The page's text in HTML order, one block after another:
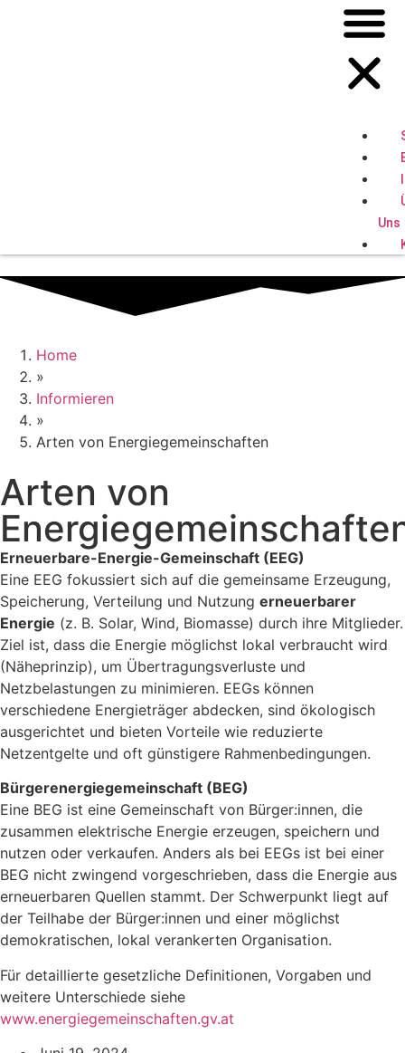
Uns
Home
»
Informieren
»
Arten von Energiegemeinschaften
Arten von
Erneuerbare-Energie-Gemeinschaft (EEG)
Eine EEG fokussiert sich auf die gemeinsame Erzeugung,
Speicherung, Verteilung und Nutzung erneuerbarer
Energie (z. B. Solar, Wind, Biomasse) durch ihre Mitglieder.
Ziel ist, dass die Energie möglichst lokal verbraucht wird
(Näheprinzip), um Übertragungsverluste und
Netzbelastungen zu minimieren. EEGs können
verschiedene Energieträger abdecken, sind ökologisch
ausgerichtet und bieten Vorteile wie reduzierte
Netzentgelte und oft günstigere Rahmenbedingungen.
Bürgerenergiegemeinschaft (BEG)
Eine BEG ist eine Gemeinschaft von Bürger:innen, die
zusammen elektrische Energie erzeugen, speichern und
nutzen oder verkaufen. Anders als bei EEGs ist bei einer
BEG nicht zwingend vorgeschrieben, dass die Energie aus
erneuerbaren Quellen stammt. Der Schwerpunkt liegt auf
der Teilhabe der Bürger:innen und einer möglichst
demokratischen, lokal verankerten Organisation.
Für detaillierte gesetzliche Definitionen, Vorgaben und
weitere Unterschiede siehe
www.energiegemeinschaften.gv.at